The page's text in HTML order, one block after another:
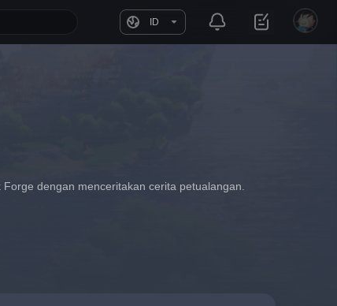
ID
dengan menceritakan cerita petualangan.